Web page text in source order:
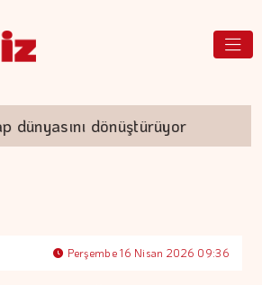
dönüştürüyor
Perşembe 16 Nisan 2026 09:36